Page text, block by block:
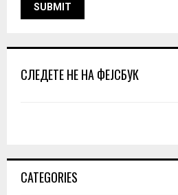
СЛЕДЕТЕ НЕ НА ФЕЈСБУК
CATEGORIES